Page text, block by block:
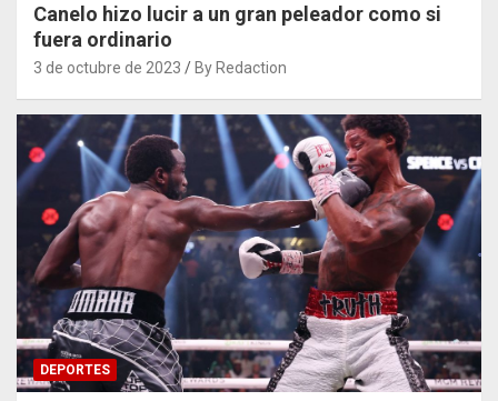
Canelo hizo lucir a un gran peleador como si
fuera ordinario
3 de octubre de 2023 By Redaction
DEPORTES